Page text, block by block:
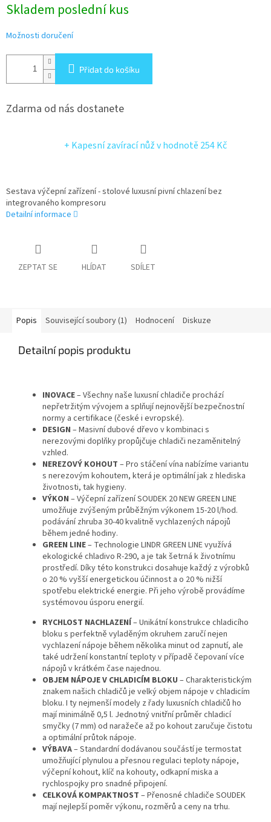
cena:
Skladem poslední kus
Možnosti doručení
Přidat do košíku
Zdarma od nás dostanete
+ Kapesní zavírací nůžv hodnotě 254 Kč
Sestava výčepní zařízení - stolové luxusní pivní chlazení bez
integrovaného kompresoru
Detailní informace
ZEPTAT SE HLÍDAT SDÍLET
Popis Související soubory (1) Hodnocení Diskuze
Detailní popis produktu
INOVACE– Všechny naše luxusní chladiče prochází
nepřetržitým vývojem a splňují nejnovější bezpečnostní
normy a certifikace (české i evropské).
DESIGN – Masivní dubové dřevo v kombinaci s
nerezovými doplňky propůjčuje chladiči nezaměnitelný
vzhled.
NEREZOVÝ KOHOUT – Pro stáčení vína nabízíme variantu
s nerezovým kohoutem, která je optimální jak z hlediska
životnosti, tak hygieny.
VÝKON – Výčepní zařízení SOUDEK 20 NEW GREEN LINE
umožňuje zvýšeným průběžným výkonem 15-20 l/hod.
podávání zhruba 30-40 kvalitně vychlazených nápojů
během jedné hodiny.
GREEN LINE– Technologie LINDR GREEN LINE využívá
ekologické chladivo R-290, a je tak šetrná k životnímu
prostředí. Díky této konstrukci dosahuje každý z výrobků
o 20 % vyšší energetickou účinnost a o 20 % nižší
spotřebu elektrické energie. Při jeho výrobě provádíme
systémovou úsporu energií.
RYCHLOST NACHLAZENÍ– Unikátní konstrukce chladicího
bloku s perfektně vyladěným okruhem zaručí nejen
vychlazení nápoje během několika minut od zapnutí, ale
také udržení konstantní teploty v případě čepovaní více
nápojů v krátkém čase najednou.
OBJEM NÁPOJE V CHLADICÍM BLOKU – Charakteristickým
znakem našich chladičů je velký objem nápoje v chladicím
bloku. I ty nejmenší modely z řady luxusních chladičů ho
mají minimálně 0,5 l. Jednotný vnitřní průměr chladicí
smyčky (7 mm) od naražeče až po kohout zaručuje čistotu
a optimální průtok nápoje.
VÝBAVA– Standardní dodávanou součástí je termostat
umožňující plynulou a přesnou regulaci teploty nápoje,
výčepní kohout, klíč na kohouty, odkapní miska a
rychlospojky pro snadné připojení.
CELKOVÁ KOMPAKTNOST – Přenosné chladiče SOUDEK
mají nejlepší poměr výkonu, rozměrů a ceny na trhu.